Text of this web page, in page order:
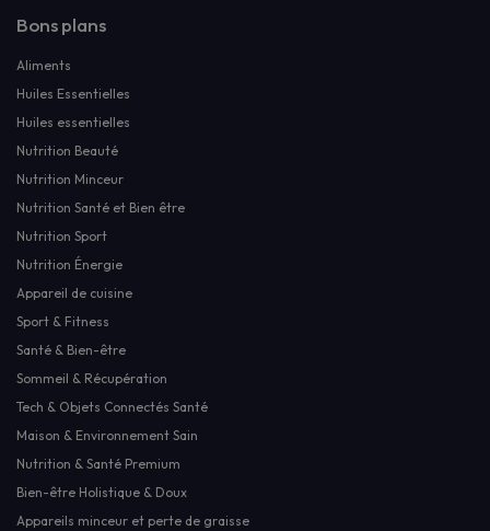
Bons plans
Aliments
Huiles Essentielles
Huiles essentielles
Nutrition Beauté
Nutrition Minceur
Nutrition Santé et Bien être
Nutrition Sport
Nutrition Énergie
Appareil de cuisine
Sport & Fitness
Santé & Bien-être
Sommeil & Récupération
Tech & Objets Connectés Santé
Maison & Environnement Sain
Nutrition & Santé Premium
Bien-être Holistique & Doux
Appareils minceur et perte de graisse